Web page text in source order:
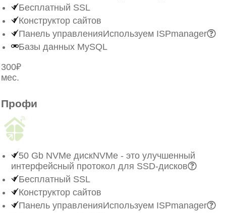
Бесплатный SSL
Конструктор сайтов
Панель управленияИспользуем ISPmanager
Базы данных MySQL
300₽
мес.
Профи
50 Gb NVMe дискNVMe - это улучшенный
интерфейсный протокол для SSD-дисков
Бесплатный SSL
Конструктор сайтов
Панель управленияИспользуем ISPmanager